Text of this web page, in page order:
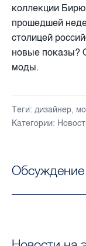
коллекции
прошедшей
столицей
новые показы?
моды.
Теги: дизайнер,
Категории: